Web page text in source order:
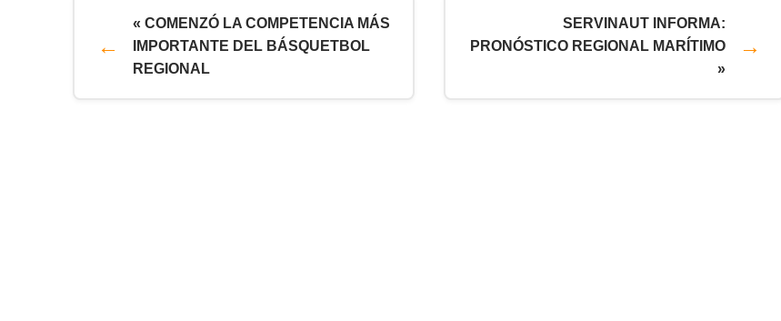
« COMENZÓ LA COMPETENCIA MÁS
IMPORTANTE DEL BÁSQUETBOL
REGIONAL
SERVINAUT INFORMA:
PRONÓSTICO REGIONAL MARÍTIMO
»